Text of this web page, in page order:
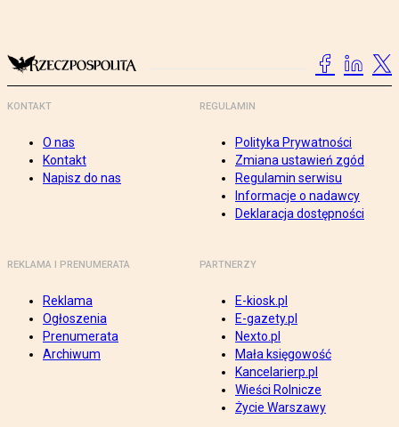
KONTAKT
O nas
Kontakt
Napisz do nas
REGULAMIN
Polityka Prywatności
Zmiana ustawień zgód
Regulamin serwisu
Informacje o nadawcy
Deklaracja dostępności
REKLAMA I PRENUMERATA
Reklama
Ogłoszenia
Prenumerata
Archiwum
PARTNERZY
E-kiosk.pl
E-gazety.pl
Nexto.pl
Mała księgowość
Kancelarierp.pl
Wieści Rolnicze
Życie Warszawy